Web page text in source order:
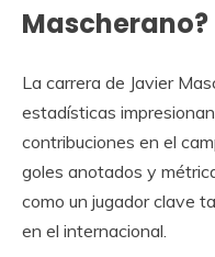
Mascherano?
La carrera de Javier
estadísticas
contribuciones en el
goles anotados y
como un jugador clave
en el internacional.